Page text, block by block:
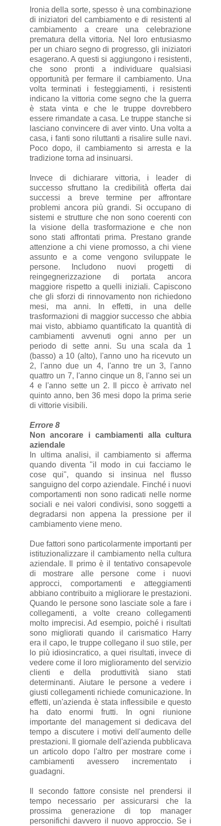
Ironia della sorte, spesso è una combinazione
di iniziatori del cambiamento e di resistenti al
cambiamento a creare una celebrazione
prematura della vittoria. Nel loro entusiasmo
per un chiaro segno di progresso, gli iniziatori
esagerano. A questi si aggiungono i resistenti,
che sono pronti a individuare qualsiasi
opportunità per fermare il cambiamento. Una
volta terminati i festeggiamenti, i resistenti
indicano la vittoria come segno che la guerra
è stata vinta e che le truppe dovrebbero
essere rimandate a casa. Le truppe stanche si
lasciano convincere di aver vinto. Una volta a
casa, i fanti sono riluttanti a risalire sulle navi.
Poco dopo, il cambiamento si arresta e la
tradizione torna ad insinuarsi.
Invece di dichiarare vittoria, i leader di
successo sfruttano la credibilità offerta dai
successi a breve termine per affrontare
problemi ancora più grandi. Si occupano di
sistemi e strutture che non sono coerenti con
la visione della trasformazione e che non
sono stati affrontati prima. Prestano grande
attenzione a chi viene promosso, a chi viene
assunto e a come vengono sviluppate le
persone. Includono nuovi progetti di
reingegnerizzazione di portata ancora
maggiore rispetto a quelli iniziali. Capiscono
che gli sforzi di rinnovamento non richiedono
mesi, ma anni. In effetti, in una delle
trasformazioni di maggior successo che abbia
mai visto, abbiamo quantificato la quantità di
cambiamenti avvenuti ogni anno per un
periodo di sette anni. Su una scala da 1
(basso) a 10 (alto), l'anno uno ha ricevuto un
2, l'anno due un 4, l'anno tre un 3, l'anno
quattro un 7, l'anno cinque un 8, l'anno sei un
4 e l'anno sette un 2. Il picco è arrivato nel
quinto anno, ben 36 mesi dopo la prima serie
di vittorie visibili.
Errore 8
Non ancorare i cambiamenti alla cultura
aziendale
In ultima analisi, il cambiamento si afferma
quando diventa "il modo in cui facciamo le
cose qui", quando si insinua nel flusso
sanguigno del corpo aziendale. Finché i nuovi
comportamenti non sono radicati nelle norme
sociali e nei valori condivisi, sono soggetti a
degradarsi non appena la pressione per il
cambiamento viene meno.
Due fattori sono particolarmente importanti per
istituzionalizzare il cambiamento nella cultura
aziendale. Il primo è il tentativo consapevole
di mostrare alle persone come i nuovi
approcci, comportamenti e atteggiamenti
abbiano contribuito a migliorare le prestazioni.
Quando le persone sono lasciate sole a fare i
collegamenti, a volte creano collegamenti
molto imprecisi. Ad esempio, poiché i risultati
sono migliorati quando il carismatico Harry
era il capo, le truppe collegano il suo stile, per
lo più idiosincratico, a quei risultati, invece di
vedere come il loro miglioramento del servizio
clienti e della produttività siano stati
determinanti. Aiutare le persone a vedere i
giusti collegamenti richiede comunicazione. In
effetti, un'azienda è stata inflessibile e questo
ha dato enormi frutti. In ogni riunione
importante del management si dedicava del
tempo a discutere i motivi dell'aumento delle
prestazioni. Il giornale dell'azienda pubblicava
un articolo dopo l'altro per mostrare come i
cambiamenti avessero incrementato i
guadagni.
Il secondo fattore consiste nel prendersi il
tempo necessario per assicurarsi che la
prossima generazione di top manager
personifichi davvero il nuovo approccio. Se i